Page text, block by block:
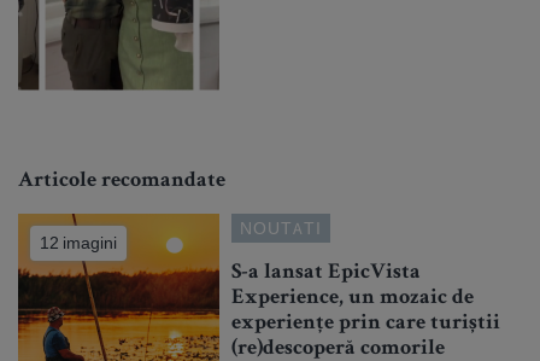
Articole recomandate
12 imagini
NOUTATI
S-a lansat EpicVista
Experience, un mozaic de
experiențe prin care turiștii
(re)descoperă comorile